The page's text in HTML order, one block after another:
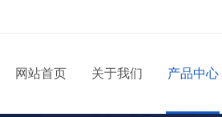
网站首页 关于我们 产品中心